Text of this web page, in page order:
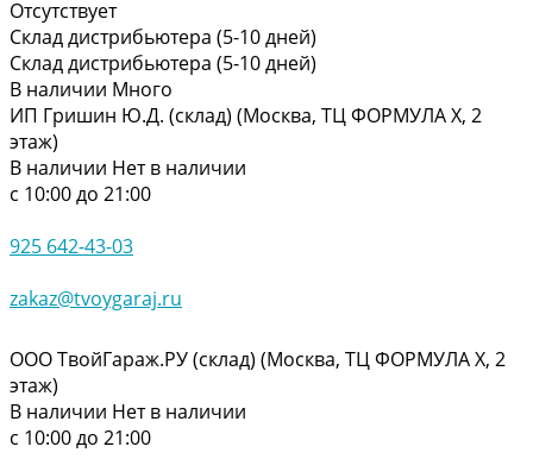
Отсутствует
Склад дистрибьютера (5-10 дней)
Склад дистрибьютера (5-10 дней)
В наличии Много
ИП Гришин Ю.Д. (склад) (Москва, ТЦ ФОРМУЛА Х, 2
этаж)
В наличии Нет в наличии
с 10:00 до 21:00
925 642-43-03
zakaz@tvoygaraj.ru
ООО ТвойГараж.РУ (склад) (Москва, ТЦ ФОРМУЛА Х, 2
этаж)
В наличии Нет в наличии
с 10:00 до 21:00